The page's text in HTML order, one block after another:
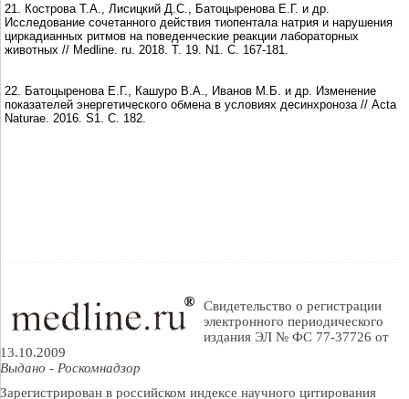
21. Кострова Т.А., Лисицкий Д.С., Батоцыренова Е.Г. и др.
Исследование сочетанного действия тиопентала натрия и нарушения
циркадианных ритмов на поведенческие реакции лабораторных
животных // Medline. ru. 2018. Т. 19. N1. С. 167-181.
22. Батоцыренова Е.Г., Кашуро В.А., Иванов М.Б. и др. Изменение
показателей энергетического обмена в условиях десинхроноза // Acta
Naturae. 2016. S1. С. 182.
Свидетельство о регистрации
электронного периодического
издания ЭЛ № ФС 77-37726 от
13.10.2009
Выдано - Роскомнадзор
Зарегистрирован в российском индексе научного цитирования